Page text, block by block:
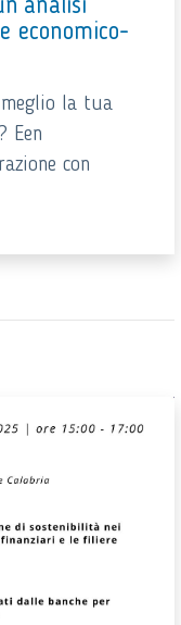
economico-
meglio la tua
Een
con